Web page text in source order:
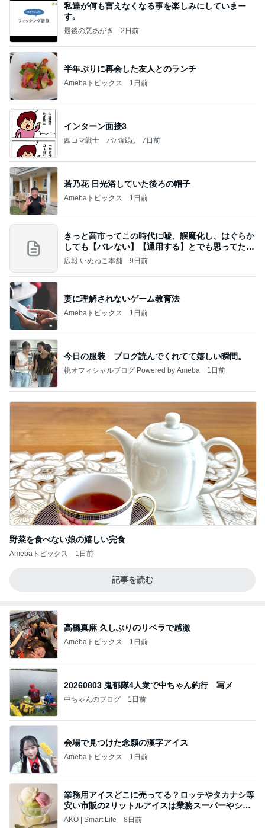
私達が何も言えなくなる事を楽しみにしていまー
す｡
最後の悪あがき 2日前
半年ぶりに再会した友人とのランチ
Amebaトピックス 1日前
インターン面接3
四コマ戦士 パパ戦記 7日前
若乃花 日光浴していた後ろの帽子
Amebaトピックス 1日前
きっと高市ってこの時代に嘘、誤魔化し、はぐらか
しても【バレない】【通用する】とでも思ってたん
だろ
広報 いぬねこ本舗 9日前
妻に理解されないゲーム教育法
Amebaトピックス 1日前
今日の服装 ブログ読んでくれてて嬉しい瞬間。
桃オフィシャルブログ Powered by Ameba 1日前
野菜を食べない娘の嬉しい完食
Amebaトピックス 1日前
記事を読む
高橋真麻 久しぶりのリベラで感激
Amebaトピックス 1日前
20260803 鬼郁隊4人衆で中ちゃん釣行 写メ
中ちゃんのブログ 1日前
会場で見つけた念願の漢字アイス
Amebaトピックス 1日前
業務用アイスどこに売ってる？ロッテやタカナシ等
安い市販の2リットルアイスは業務スーパーやシャ
トレ
AKO | Smart Life 8日前